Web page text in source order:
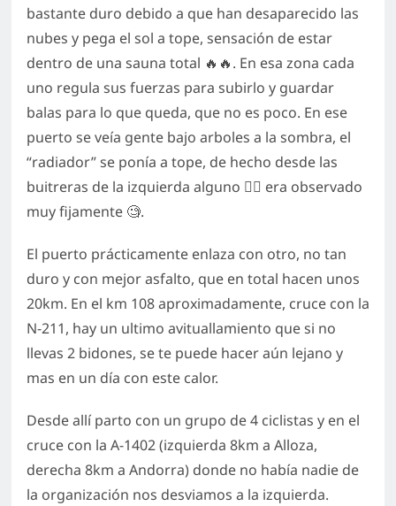
bastante duro debido a que han desaparecido las
nubes y pega el sol a tope, sensación de estar
dentro de una sauna total 🔥🔥. En esa zona cada
uno regula sus fuerzas para subirlo y guardar
balas para lo que queda, que no es poco. En ese
puerto se veía gente bajo arboles a la sombra, el
“radiador” se ponía a tope, de hecho desde las
buitreras de la izquierda alguno 🧟‍♂️ era observado
muy fijamente 🧐.
El puerto prácticamente enlaza con otro, no tan
duro y con mejor asfalto, que en total hacen unos
20km. En el km 108 aproximadamente, cruce con la
N-211, hay un ultimo avituallamiento que si no
llevas 2 bidones, se te puede hacer aún lejano y
mas en un día con este calor.
Desde allí parto con un grupo de 4 ciclistas y en el
cruce con la A-1402 (izquierda 8km a Alloza,
derecha 8km a Andorra) donde no había nadie de
la organización nos desviamos a la izquierda.